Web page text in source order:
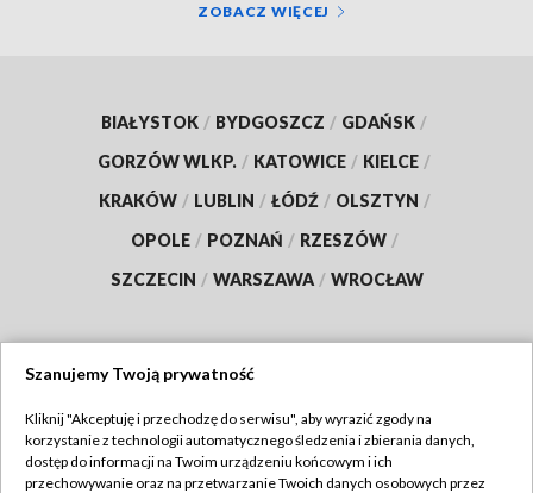
ZOBACZ WIĘCEJ
BIAŁYSTOK / BYDGOSZCZ / GDAŃSK /
GORZÓW WLKP. / KATOWICE / KIELCE /
KRAKÓW / LUBLIN / ŁÓDŹ / OLSZTYN /
OPOLE / POZNAŃ / RZESZÓW /
SZCZECIN / WARSZAWA / WROCŁAW
TVP
Abonament TVP
Szanujemy Twoją prywatność
Kliknij "Akceptuję i przechodzę do serwisu", aby wyrazić zgody na
korzystanie z technologii automatycznego śledzenia i zbierania danych,
dostęp do informacji na Twoim urządzeniu końcowym i ich
przechowywanie oraz na przetwarzanie Twoich danych osobowych przez